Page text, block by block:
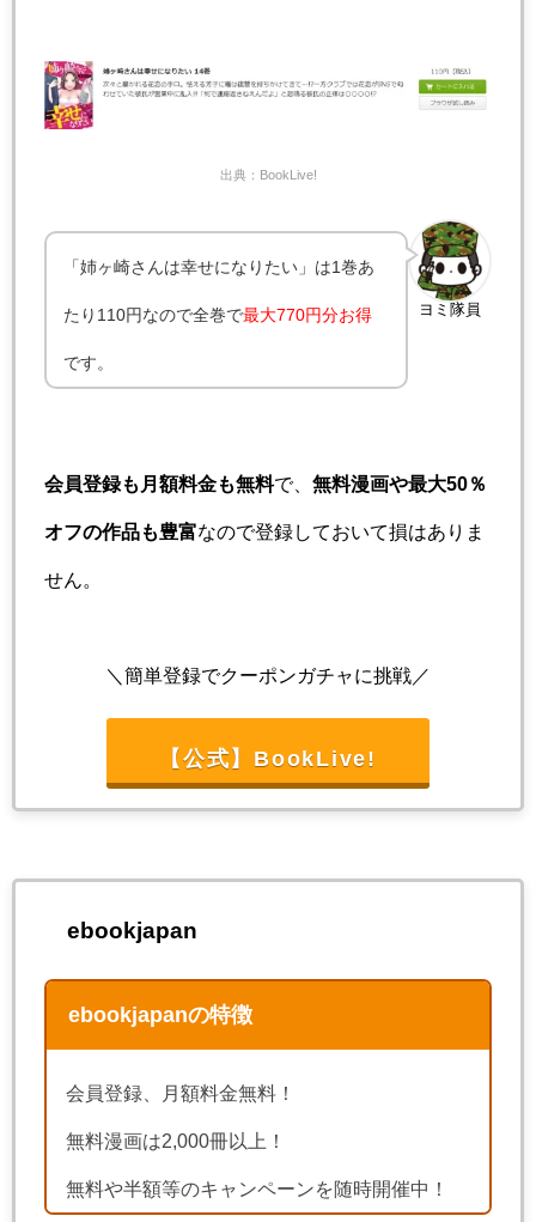
出典：BookLive!
ヨミ隊員
「姉ヶ崎さんは幸せになりたい」は1巻あ
たり110円なので全巻で最大770円分お得
です。
会員登録も月額料金も無料で、 無料漫画や最大50％
オフの作品も豊富なので登録しておいて損はありま
せん。
＼簡単登録でクーポンガチャに挑戦／
【公式】BookLive!
ebookjapan
ebookjapanの特徴
会員登録、月額料金無料！
無料漫画は2,000冊以上！
無料や半額等のキャンペーンを随時開催中！